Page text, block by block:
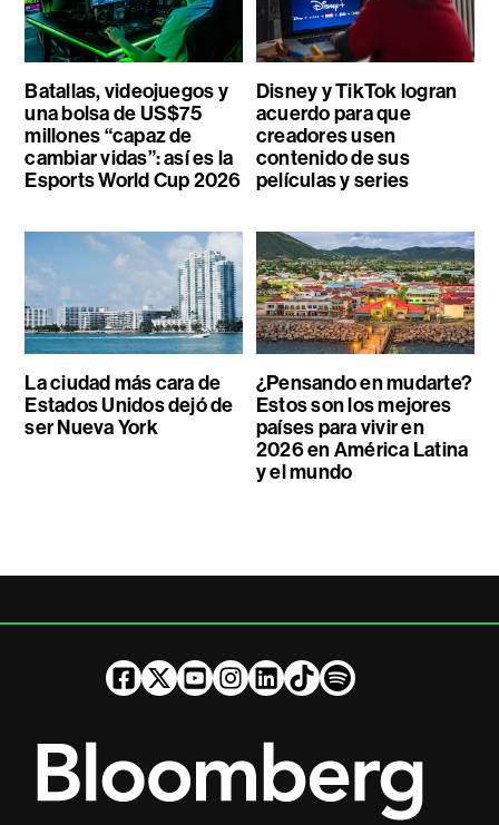
Batallas, videojuegos y
una bolsa de US$75
millones “capaz de
cambiar vidas”: así es la
Esports World Cup 2026
Disney y TikTok logran
acuerdo para que
creadores usen
contenido de sus
películas y series
La ciudad más cara de
Estados Unidos dejó de
ser Nueva York
¿Pensando en mudarte?
Estos son los mejores
países para vivir en
2026 en América Latina
y el mundo